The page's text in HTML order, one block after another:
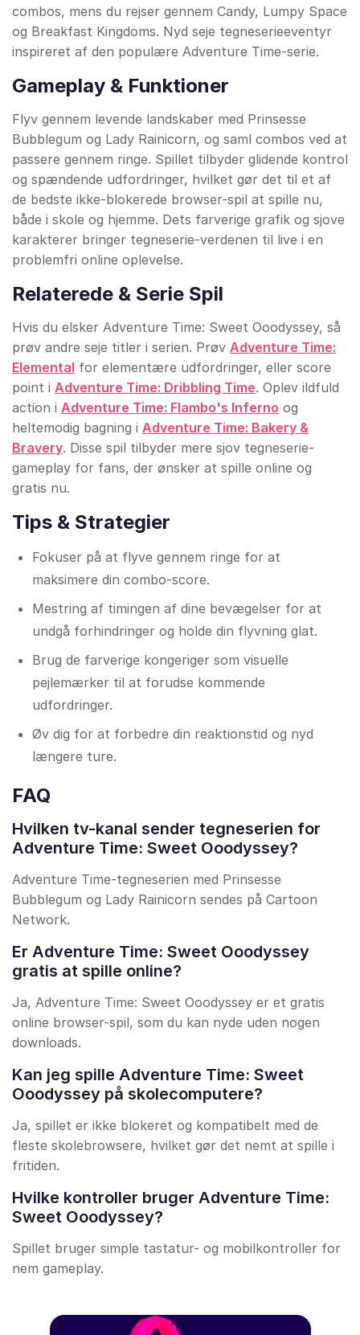
combos, mens du rejser gennem Candy, Lumpy Space
og Breakfast Kingdoms. Nyd seje tegneserieeventyr
inspireret af den populære Adventure Time-serie.
Gameplay & Funktioner
Flyv gennem levende landskaber med Prinsesse
Bubblegum og Lady Rainicorn, og saml combos ved at
passere gennem ringe. Spillet tilbyder glidende kontrol
og spændende udfordringer, hvilket gør det til et af
de bedste ikke-blokerede browser-spil at spille nu,
både i skole og hjemme. Dets farverige grafik og sjove
karakterer bringer tegneserie-verdenen til live i en
problemfri online oplevelse.
Relaterede & Serie Spil
Hvis du elsker Adventure Time: Sweet Ooodyssey, så
prøv andre seje titler i serien. Prøv Adventure Time:
Elemental for elementære udfordringer, eller score
point i Adventure Time: Dribbling Time. Oplev ildfuld
action i Adventure Time: Flambo's Inferno og
heltemodig bagning i Adventure Time: Bakery &
Bravery. Disse spil tilbyder mere sjov tegneserie-
gameplay for fans, der ønsker at spille online og
gratis nu.
Tips & Strategier
Fokuser på at flyve gennem ringe for at
maksimere din combo-score.
Mestring af timingen af dine bevægelser for at
undgå forhindringer og holde din flyvning glat.
Brug de farverige kongeriger som visuelle
pejlemærker til at forudse kommende
udfordringer.
Øv dig for at forbedre din reaktionstid og nyd
længere ture.
FAQ
Hvilken tv-kanal sender tegneserien for
Adventure Time: Sweet Ooodyssey?
Adventure Time-tegneserien med Prinsesse
Bubblegum og Lady Rainicorn sendes på Cartoon
Network.
Er Adventure Time: Sweet Ooodyssey
gratis at spille online?
Ja, Adventure Time: Sweet Ooodyssey er et gratis
online browser-spil, som du kan nyde uden nogen
downloads.
Kan jeg spille Adventure Time: Sweet
Ooodyssey på skolecomputere?
Ja, spillet er ikke blokeret og kompatibelt med de
fleste skolebrowsere, hvilket gør det nemt at spille i
fritiden.
Hvilke kontroller bruger Adventure Time:
Sweet Ooodyssey?
Spillet bruger simple tastatur- og mobilkontroller for
nem gameplay.